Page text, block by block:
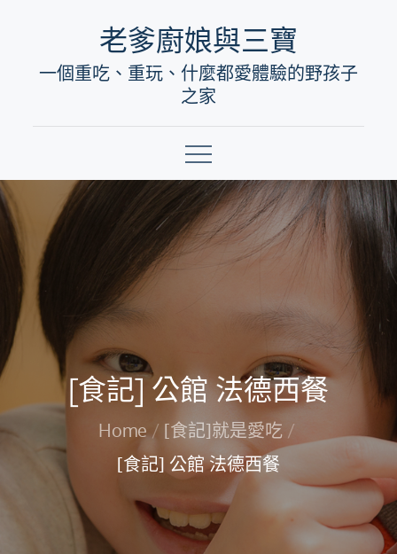
content
老爹廚娘與三寶
一個重吃、重玩、什麼都愛體驗的野孩子
之家
[食記] 公館 法德西餐
Home
[食記]就是愛吃
[食記] 公館 法德西餐